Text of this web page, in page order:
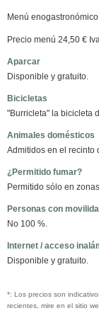
Menú
Precio menú 24,50 €
Aparcar
Disponible y gratuito.
Bicicletas
"Burricleta" la bicicleta
Animales domésticos
Admitidos en el recinto
¿Permitido fumar?
Permitido sólo en
Personas con
No 100 %.
Internet / acceso
Disponible y gratuito.
*: Los precios son
recientes, mire en el sitio